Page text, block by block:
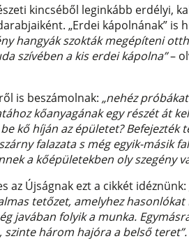
kincséből leginkább erdélyi,
„Erdei kápolnának” is
hangyák szokták megépíteni
szívében a kis erdei kápolna”–
is beszámolnak:„nehéz
kőanyagának egy részét át
kő híján az épületet? Befejezték
falazata s még egyik-másik
a kőépületekben oly szegény
az Újságnak ezt a cikkét idéznünk:
tetőzet, amelyhez hasonlókat
javában folyik a munka.
három hajóra a belső teret”.